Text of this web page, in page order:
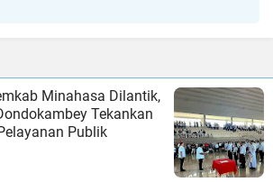
Minahasa Dilantik,
Tekankan
Publik